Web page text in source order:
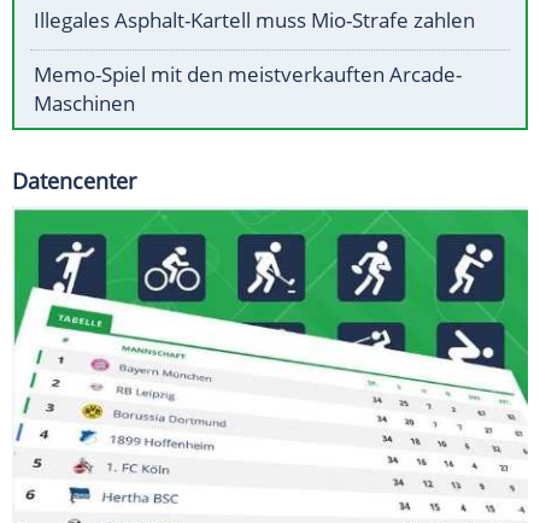
Illegales Asphalt-Kartell muss Mio-Strafe zahlen
Memo-Spiel mit den meistverkauften Arcade-
Maschinen
Datencenter